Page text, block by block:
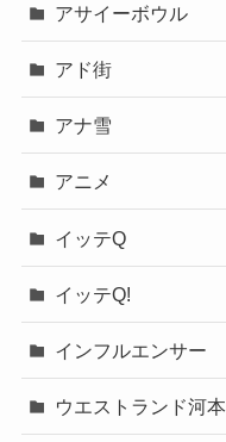
アサイーボウル
アド街
アナ雪
アニメ
イッテQ
イッテQ!
インフルエンサー
ウエストランド河本